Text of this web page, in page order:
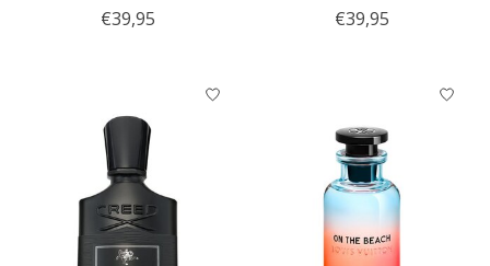
€39,95
€39,95